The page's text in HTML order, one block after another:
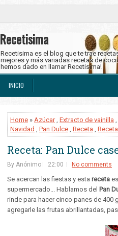
Recetisima
Recetisima es el blog que te trae
mejores y más variadas recetas de
hemos dado en llamar Recetisima!
INICIO
Home » Azúcar, Extracto de vainilla ,
Navidad , Pan Dulce , Receta ,
Receta: Pan Dulce
By Anónimo 22:00 No comments
Se acercan las fiestas y esta receta
supermercado... Hablamos del Pan
rinde para hacer cinco panes de 400
agregarle las frutas abrillantadas,